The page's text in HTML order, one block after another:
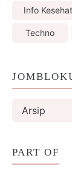
Info
Techno
PART OF